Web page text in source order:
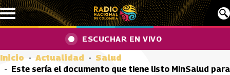
Pasar al contenido principal
ESCUCHAR EN VIVO
Inicio Actualidad
Salud
Este sería el documento que tiene listo MinSalud para